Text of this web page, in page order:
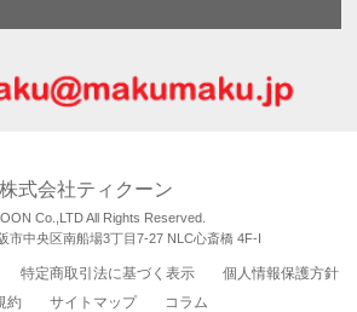
株式会社ティクーン
Co.,LTD All Rights Reserved.
市中央区南船場3丁目7-27 NLC心斎橋 4F-I
特定商取引法に基づく表示
個人情報保護方針
約
サイトマップ コラム